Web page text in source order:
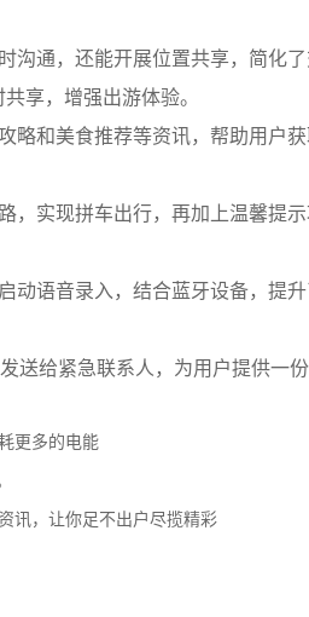
沟通，还能开展位置共享，简化
享，增强出游体验。
略和美食推荐等资讯，帮助用户
，实现拼车出行，再加上温馨提
动语音录入，结合蓝牙设备，提
送给紧急联系人，为用户提供一份
更多的电能
讯，让你足不出户尽揽精彩